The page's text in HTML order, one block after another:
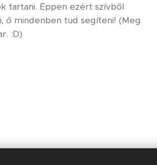
tartani. Éppen ezért szívből
ő mindenben tud segíteni! (Meg
:D)